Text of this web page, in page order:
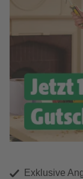
Exklusive